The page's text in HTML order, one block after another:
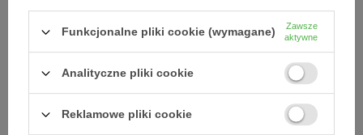
DARMOWA DOSTAWA
Już od 149 zł !
Funkcjonalne pliki cookie (wymagane)
Zawsze
aktywne
Analityczne pliki cookie
Reklamowe pliki cookie